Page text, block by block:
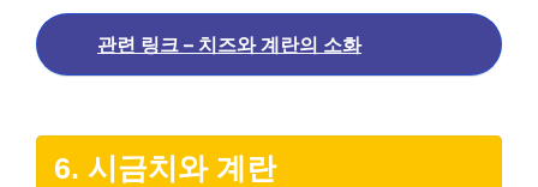
관련 링크 – 치즈와 계란의 소화
6. 시금치와 계란